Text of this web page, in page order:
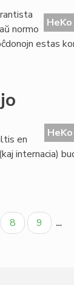
normo
estas
en
internacia)
Paĝo
8 Paĝo
9 …